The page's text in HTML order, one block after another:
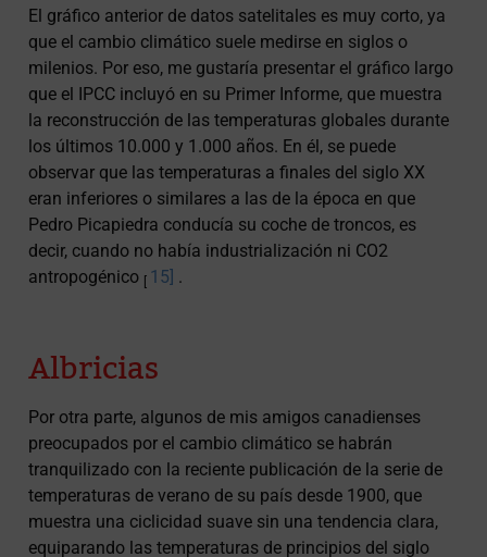
El gráfico anterior de datos satelitales es muy corto, ya
que el cambio climático suele medirse en siglos o
milenios. Por eso, me gustaría presentar el gráfico largo
que el IPCC incluyó en su Primer Informe, que muestra
la reconstrucción de las temperaturas globales durante
los últimos 10.000 y 1.000 años. En él, se puede
observar que las temperaturas a finales del siglo XX
eran inferiores o similares a las de la época en que
Pedro Picapiedra conducía su coche de troncos, es
decir, cuando no había industrialización ni CO2
antropogénico 15] .
Albricias
Por otra parte, algunos de mis amigos canadienses
preocupados por el cambio climático se habrán
tranquilizado con la reciente publicación de la serie de
temperaturas de verano de su país desde 1900, que
muestra una ciclicidad suave sin una tendencia clara,
equiparando las temperaturas de principios del siglo